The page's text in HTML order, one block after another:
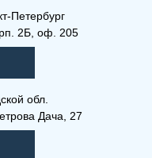
Петербург
2Б, оф. 205
обл.
Дача, 27